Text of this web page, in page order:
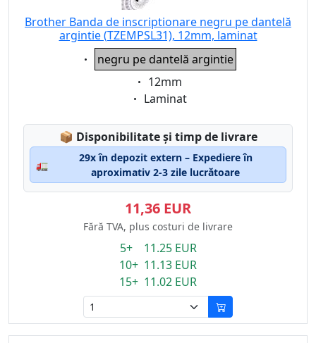
Brother Banda de inscriptionare negru pe dantelă
argintie (TZEMPSL31), 12mm, laminat
Eigenschaft:
negru pe dantelă argintie
Eigenschaft:
12mm
Eigenschaft:
Laminat
📦 Lagerstatus:
Disponibilitate și timp de livrare
🚛
29x în depozit extern – Expediere în
aproximativ 2-3 zile lucrătoare
11,36 EUR
Fără TVA, plus costuri de livrare
5+ 11.25 EUR
10+ 11.13 EUR
15+ 11.02 EUR